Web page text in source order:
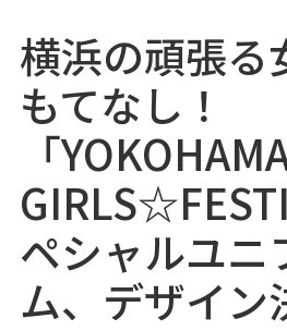
横浜の頑張る
もてなし！
「
ペシャルユニ
ム、デザイン